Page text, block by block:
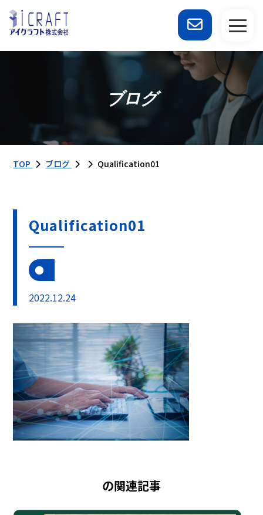
ブログ
TOP ブログ Qualification01
Qualification01
2022.12.24
の関連記事